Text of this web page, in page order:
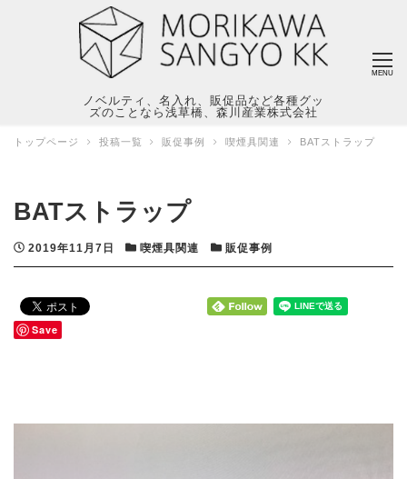
ノベルティ、名入れ、販促品など各種グッ
ズのことなら浅草橋、森川産業株式会社
MENU
トップページ 投稿一覧 販促事例 喫煙具関連 BATストラップ
BATストラップ
投稿日
2019年11月7日 カテゴリー
喫煙具関連 カテゴリー
販促事例
Save